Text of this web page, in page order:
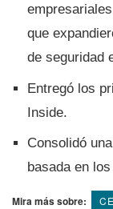
que
de seguridad
Entregó los
Inside.
Consolidó
basada en
Mira más sobre: